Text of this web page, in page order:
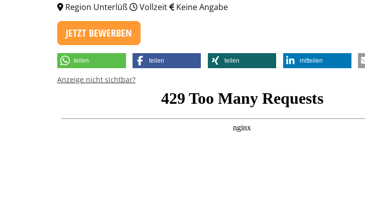
Region Unterlüß
Vollzeit Keine Angabe
JETZT BEWERBEN
teilen teilen teilen mitteilen
Anzeige nicht sichtbar?